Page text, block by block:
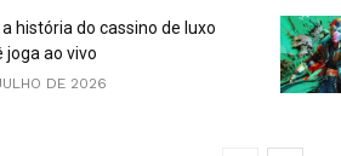
a história do cassino de luxo
joga ao vivo
DE 2026